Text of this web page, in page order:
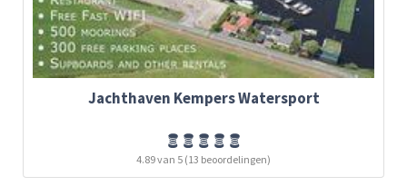
Jachthaven Kempers Watersport
4.89 van 5 (13 beoordelingen)